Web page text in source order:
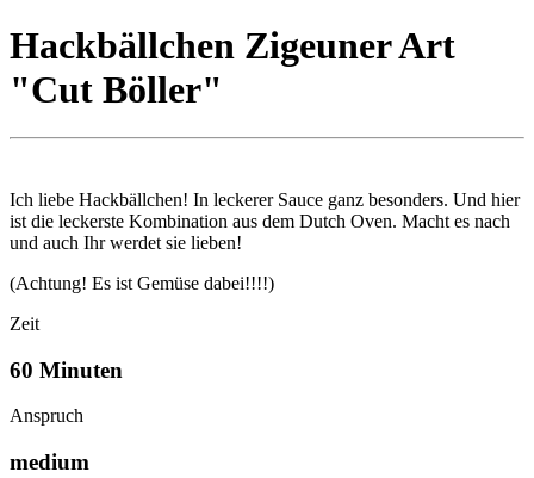
Hackbällchen Zigeuner Art
"Cut Böller"
Ich liebe Hackbällchen! In leckerer Sauce ganz besonders. Und hier
ist die leckerste Kombination aus dem Dutch Oven. Macht es nach
und auch Ihr werdet sie lieben!
(Achtung! Es ist Gemüse dabei!!!!)
Zeit
60 Minuten
Anspruch
medium